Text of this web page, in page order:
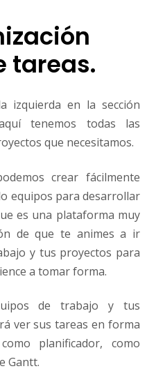
tareas.
izquierda en la sección
tenemos todas las
que necesitamos.
crear fácilmente
equipos para desarrollar
es una plataforma muy
de que te animes a ir
y tus proyectos para
a tomar forma.
de trabajo y tus
ver sus tareas en forma
planificador, como
Gantt.